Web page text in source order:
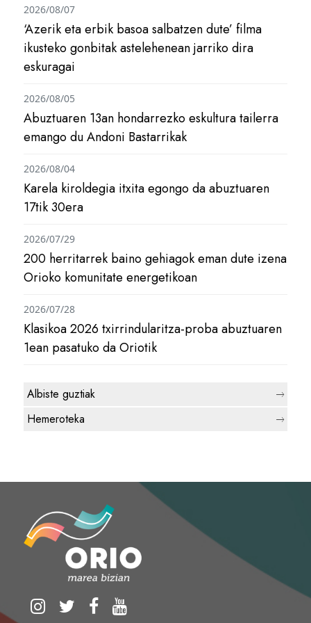
‘Azerik eta erbik basoa salbatzen dute’ filma
ikusteko gonbitak astelehenean jarriko dira
eskuragai
2026/08/07
Abuztuaren 13an hondarrezko eskultura tailerra
emango du Andoni Bastarrikak
2026/08/05
Karela kiroldegia itxita egongo da abuztuaren
17tik 30era
2026/08/04
200 herritarrek baino gehiagok eman dute izena
Orioko komunitate energetikoan
2026/07/29
Klasikoa 2026 txirrindularitza-proba abuztuaren
1ean pasatuko da Oriotik
2026/07/28
Albiste guztiak
Hemeroteka